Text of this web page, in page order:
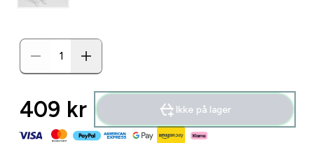
409 kr‎ Ikke på lager